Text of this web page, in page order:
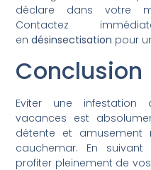
déclare dans votre
Contactez
endésinsectisation pour
Conclusion
Eviter une infestation
vacances est
détente et
cauchemar. En
profiter pleinement de